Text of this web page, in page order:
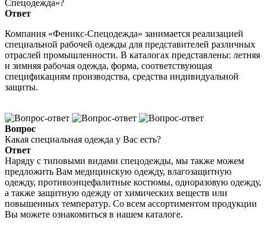
Спецодежда»?
Ответ
Компания «Феникс-Спецодежда» занимается реализацией
специальной рабочей одежды для представителей различных
отраслей промышленности. В каталогах представлены: летняя
и зимняя рабочая одежда, форма, соответствующая
спецификациям производства, средства индивидуальной
защиты.
Вопрос
Какая специальная одежда у Вас есть?
Ответ
Наряду с типовыми видами спецодежды, мы также можем
предложить Вам медицинскую одежду, влагозащитную
одежду, противоэнцефалитные костюмы, одноразовую одежду,
а также защитную одежду от химических веществ или
повышенных температур. Со всем ассортиментом продукции
Вы можете ознакомиться в нашем каталоге.